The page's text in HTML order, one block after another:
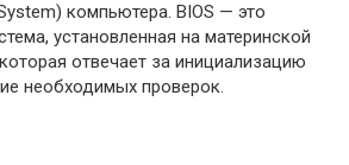
компьютера. BIOS — это
установленная на материнской
отвечает за инициализацию
необходимых проверок.